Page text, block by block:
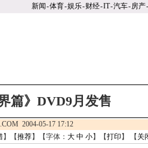
新闻-体育-娱乐-财经-IT-汽车-房产-
篇》DVD9月发售
2004-05-17 17:12
】【推荐】【字体： 大 中 小】【打印 】 【 关